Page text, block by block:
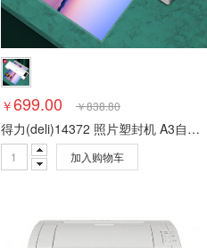
路由器 液晶显示器 平板式
￥699.00 ￥838.80
得力(deli)14372 照片塑封机 A3自动进膜无需预热覆膜机 文件证书过胶压膜机 白色
加入购物车